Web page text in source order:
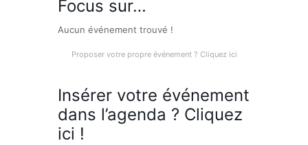
Focus sur…
Aucun événement trouvé !
Proposer votre propre événement ? Cliquez ici
Insérer votre événement
dans l’agenda ? Cliquez
ici !